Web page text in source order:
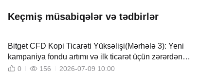
Keçmiş müsabiqələr və tədbirlər
Bitget CFD Kopi Ticarəti Yüksəlişi(Mərhələ 3): Yeni
kampaniya fondu artımı və ilk ticarət üçün zərərdən
qorunma
0 156 2026-07-09 10:00